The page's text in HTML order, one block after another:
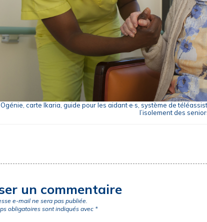
carte Ikaria, guide pour les aidant·e·s, système de
l’isolement des
un commentaire
e-mail ne sera pas publiée.
obligatoires sont indiqués avec *